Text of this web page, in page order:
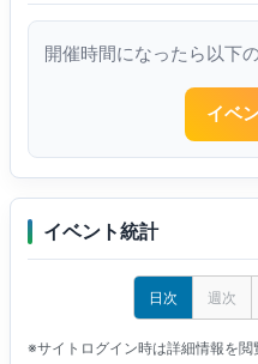
開催時間になったら以下
イベ
イベント統計
日次 週次
※サイトログイン時は詳細情報を閲